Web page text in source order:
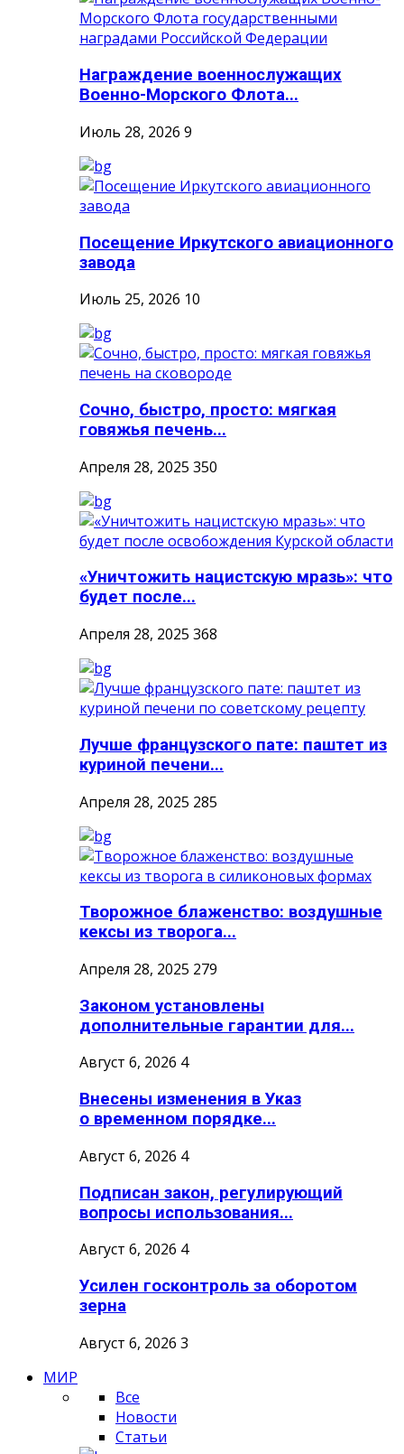
Награждение военнослужащих
Военно-Морского Флота...
Июль 28, 2026 9
Посещение Иркутского авиационного
завода
Июль 25, 2026 10
Сочно, быстро, просто: мягкая
говяжья печень...
Апреля 28, 2025 350
«Уничтожить нацистскую мразь»: что
будет после...
Апреля 28, 2025 368
Лучше французского пате: паштет из
куриной печени...
Апреля 28, 2025 285
Творожное блаженство: воздушные
кексы из творога...
Апреля 28, 2025 279
Законом установлены
дополнительные гарантии для...
Август 6, 2026 4
Внесены изменения в Указ
о временном порядке...
Август 6, 2026 4
Подписан закон, регулирующий
вопросы использования...
Август 6, 2026 4
Усилен госконтроль за оборотом
зерна
Август 6, 2026 3
МИР
Все
Новости
Статьи